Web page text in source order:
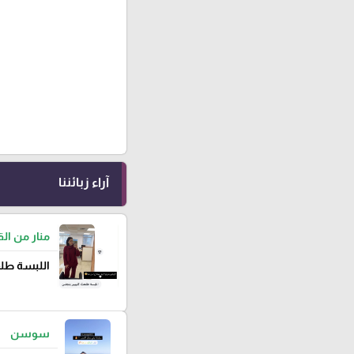
آراء زبائننا
منار من
اللبسة
سوسن